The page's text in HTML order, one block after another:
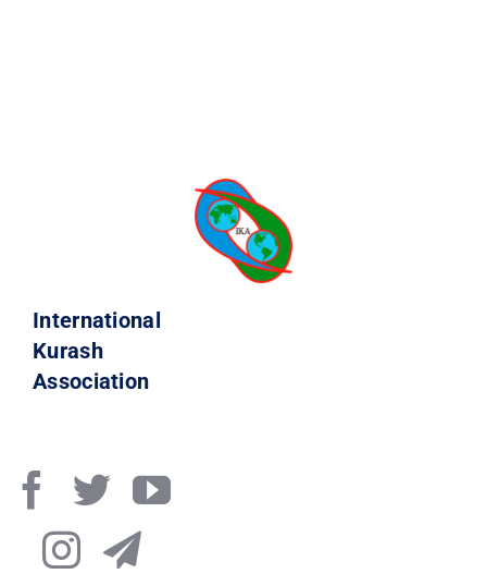
International
Kurash
Association